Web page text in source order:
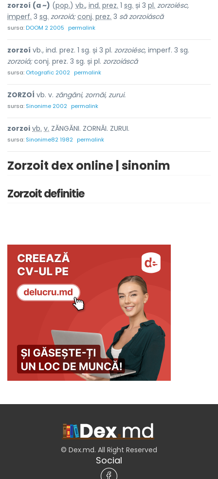
zorzoí (a ~) (pop.) vb., ind. prez. 1 sg. și 3 pl. zorzoiésc,
imperf. 3 sg. zorzoiá; conj. prez. 3 să zorzoiáscă
sursa:DOOM 2 2005 permalink
zorzoí vb., ind. prez. 1 sg. și 3 pl. zorzoiésc, imperf. 3 sg.
zorzoiá;conj. prez. 3 sg. și pl. zorzoiáscă
sursa: Ortografic 2002 permalink
ZORZOÍ vb. v. zăngăni, zornăi, zurui.
sursa: Sinonime 2002 permalink
zorzoi vb. v. ZĂNGĂNI. ZORNĂI. ZURUI.
sursa: Sinonime82 1982 permalink
Zorzoit dex online | sinonim
Zorzoit definitie
© Dex.md. All Right Reserved
Social